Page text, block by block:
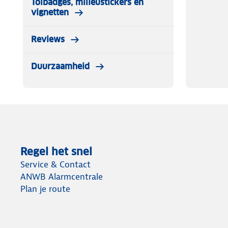
Tolbadges, milieustickers en
vignetten
Reviews
Duurzaamheid
Regel het snel
Service & Contact
ANWB Alarmcentrale
Plan je route